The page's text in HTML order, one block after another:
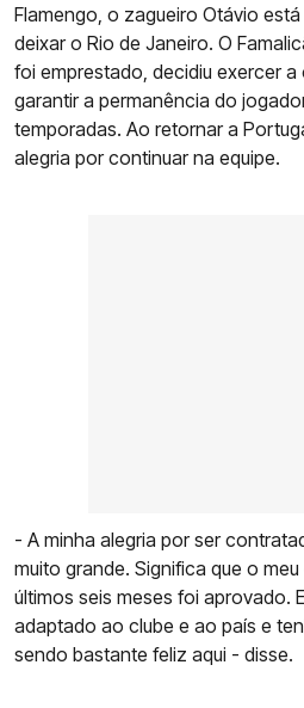
Flamengo, o zagueiro Otávio
deixar o Rio de Janeiro. O
foi emprestado, decidiu exercer
garantir a permanência do
temporadas. Ao retornar a
alegria por continuar na equipe.
- A minha alegria por ser
muito grande. Significa que o
últimos seis meses foi aprovado.
adaptado ao clube e ao país e
sendo bastante feliz aqui - disse.